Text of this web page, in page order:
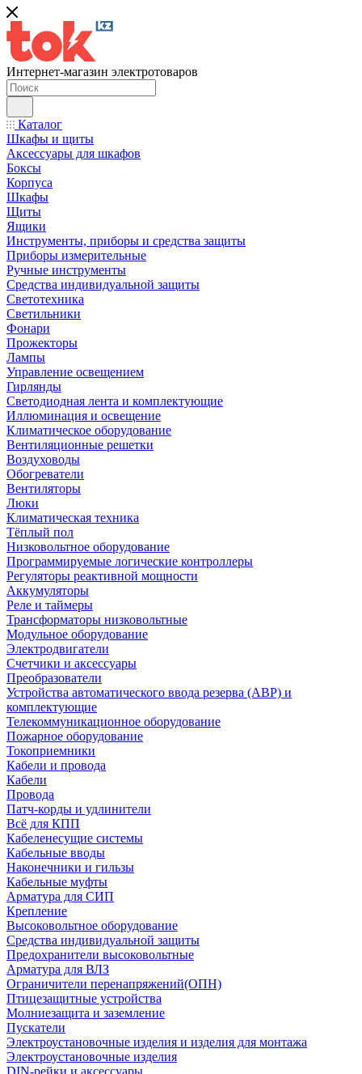
Интернет-магазин электротоваров
Каталог
Шкафы и щиты
Аксессуары для шкафов
Боксы
Корпуса
Шкафы
Щиты
Ящики
Инструменты, приборы и средства защиты
Приборы измерительные
Ручные инструменты
Средства индивидуальной защиты
Светотехника
Светильники
Фонари
Прожекторы
Лампы
Управление освещением
Гирлянды
Светодиодная лента и комплектующие
Иллюминация и освещение
Климатическое оборудование
Вентиляционные решетки
Воздуховоды
Обогреватели
Вентиляторы
Люки
Климатическая техника
Тёплый пол
Низковольтное оборудование
Программируемые логические контроллеры
Регуляторы реактивной мощности
Аккумуляторы
Реле и таймеры
Трансформаторы низковольтные
Модульное оборудование
Электродвигатели
Счетчики и аксессуары
Преобразователи
Устройства автоматического ввода резерва (АВР) и
комплектующие
Телекоммуникационное оборудование
Пожарное оборудование
Токоприемники
Кабели и провода
Кабели
Провода
Патч-корды и удлинители
Всё для КПП
Кабеленесущие системы
Кабельные вводы
Наконечники и гильзы
Кабельные муфты
Арматура для СИП
Крепление
Высоковольтное оборудование
Средства индивидуальной защиты
Предохранители высоковольтные
Арматура для ВЛЗ
Ограничители перенапряжений(ОПН)
Птицезащитные устройства
Молниезащита и заземление
Пускатели
Электроустановочные изделия и изделия для монтажа
Электроустановочные изделия
DIN-рейки и аксессуары